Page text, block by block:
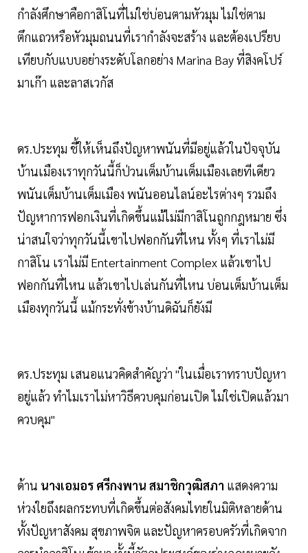
กำลังศึกษาคือกาสิโนที่ไม่ใช่บ่อนตามหัวมุม ไม่ใช่ตาม
ตึกแถวหรือหัวมุมถนนที่เรากำลังจะสร้าง และต้องเปรียบ
เทียบกับแบบอย่างระดับโลกอย่าง Marina Bay ที่สิงคโปร์
มาเก๊า และลาสเวกัส
ดร.ประทุม ชี้ให้เห็นถึงปัญหาพนันที่มีอยู่แล้วในปัจจุบัน
บ้านเมืองเราทุกวันนี้ก็ป่วนเต็มบ้านเต็มเมืองเลยทีเดียว
พนันเต็มบ้านเต็มเมือง พนันออนไลน์อะไรต่างๆ รวมถึง
ปัญหาการฟอกเงินที่เกิดขึ้นแม้ไม่มีกาสิโนถูกกฎหมาย ซึ่ง
น่าสนใจว่าทุกวันนี้เขาไปฟอกกันที่ไหน ทั้งๆ ที่เราไม่มี
กาสิโน เราไม่มี Entertainment Complex แล้วเขาไป
ฟอกกันที่ไหน แล้วเขาไปเล่นกันที่ไหน บ่อนเต็มบ้านเต็ม
เมืองทุกวันนี้ แม้กระทั่งข้างบ้านดิฉันก็ยังมี
ดร.ประทุม เสนอแนวคิดสำคัญว่า "ในเมื่อเราทราบปัญหา
อยู่แล้ว ทำไมเราไม่หาวิธีควบคุมก่อนเปิด ไม่ใช่เปิดแล้วมา
ควบคุม"
ด้าน นางเอมอร ศรีกงพาน สมาชิกวุฒิสภา แสดงความ
ห่วงใยถึงผลกระทบที่เกิดขึ้นต่อสังคมไทยในมิติหลายด้าน
ทั้งปัญหาสังคม สุขภาพจิต และปัญหาครอบครัวที่เกิดจาก